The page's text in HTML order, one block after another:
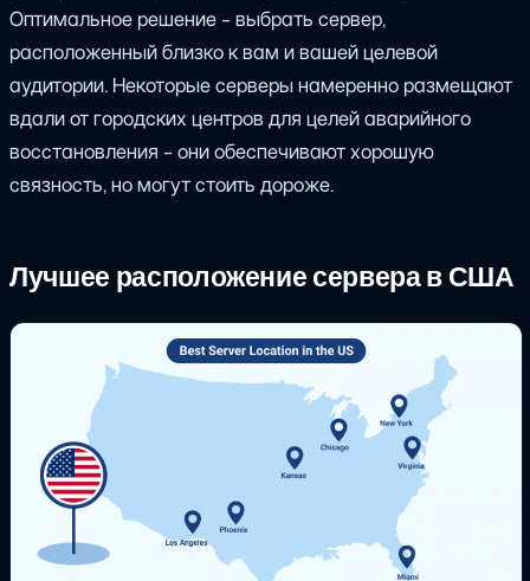
Оптимальное решение - выбрать сервер,
расположенный близко к вам и вашей целевой
аудитории. Некоторые серверы намеренно размещают
вдали от городских центров для целей аварийного
восстановления - они обеспечивают хорошую
связность, но могут стоить дороже.
Лучшее расположение сервера в США